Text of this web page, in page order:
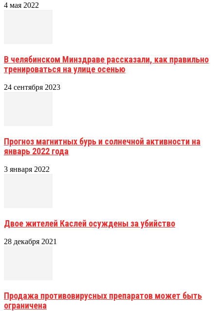
4 мая 2022
В челябинском Минздраве рассказали, как правильно
тренироваться на улице осенью
24 сентября 2023
Прогноз магнитных бурь и солнечной активности на
январь 2022 года
3 января 2022
Двое жителей Каслей осуждены за убийство
28 декабря 2021
Продажа противовирусных препаратов может быть
ограничена